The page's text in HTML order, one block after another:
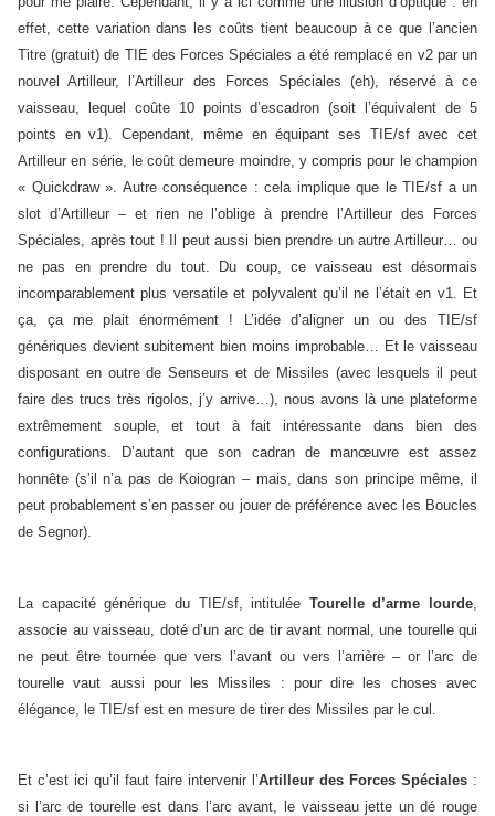
effet, cette variation dans les coûts tient beaucoup à ce que l’ancien
Titre (gratuit) de TIE des Forces Spéciales a été remplacé en v2 par un
nouvel Artilleur, l’Artilleur des Forces Spéciales (eh), réservé à ce
vaisseau, lequel coûte 10 points d’escadron (soit l’équivalent de 5
points en v1). Cependant, même en équipant ses TIE/sf avec cet
Artilleur en série, le coût demeure moindre, y compris pour le champion
« Quickdraw ». Autre conséquence : cela implique que le TIE/sf a un
slot d’Artilleur – et rien ne l’oblige à prendre l’Artilleur des Forces
Spéciales, après tout ! Il peut aussi bien prendre un autre Artilleur… ou
ne pas en prendre du tout. Du coup, ce vaisseau est désormais
incomparablement plus versatile et polyvalent qu’il ne l’était en v1. Et
ça, ça me plait énormément ! L’idée d’aligner un ou des TIE/sf
génériques devient subitement bien moins improbable… Et le vaisseau
disposant en outre de Senseurs et de Missiles (avec lesquels il peut
faire des trucs très rigolos, j’y arrive…), nous avons là une plateforme
extrêmement souple, et tout à fait intéressante dans bien des
configurations. D’autant que son cadran de manœuvre est assez
honnête (s’il n’a pas de Koiogran – mais, dans son principe même, il
peut probablement s’en passer ou jouer de préférence avec les Boucles
de Segnor).
La capacité générique du TIE/sf, intitulée Tourelle d’arme lourde
associe au vaisseau, doté d’un arc de tir avant normal, une tourelle qui
ne peut être tournée que vers l’avant ou vers l’arrière – or l’arc de
tourelle vaut aussi pour les Missiles : pour dire les choses avec
élégance, le TIE/sf est en mesure de tirer des Missiles par le cul.
Et c’est ici qu’il faut faire intervenir l’Artilleur des Forces Spéciales :
si l’arc de tourelle est dans l’arc avant, le vaisseau jette un dé rouge